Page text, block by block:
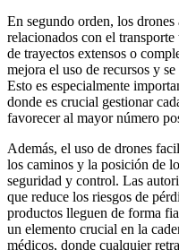
En segundo orden, los
relacionados con el
de trayectos extensos o
mejora el uso de recursos y
Esto es especialmente
donde es crucial gestionar
favorecer al mayor número
Además, el uso de drones
los caminos y la posición de
seguridad y control. Las
que reduce los riesgos de
productos lleguen de forma
un elemento crucial en la
médicos, donde cualquier